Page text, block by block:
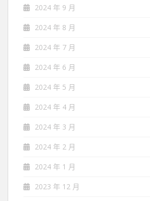
2024 年 9 月
2024 年 8 月
2024 年 7 月
2024 年 6 月
2024 年 5 月
2024 年 4 月
2024 年 3 月
2024 年 2 月
2024 年 1 月
2023 年 12 月